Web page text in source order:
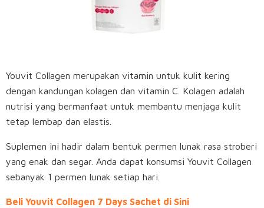
Youvit Collagen merupakan vitamin untuk kulit kering
dengan kandungan kolagen dan vitamin C. Kolagen adalah
nutrisi yang bermanfaat untuk membantu menjaga kulit
tetap lembap dan elastis.
Suplemen ini hadir dalam bentuk permen lunak rasa stroberi
yang enak dan segar. Anda dapat konsumsi Youvit Collagen
sebanyak 1 permen lunak setiap hari.
Beli Youvit Collagen 7 Days Sachet di Sini